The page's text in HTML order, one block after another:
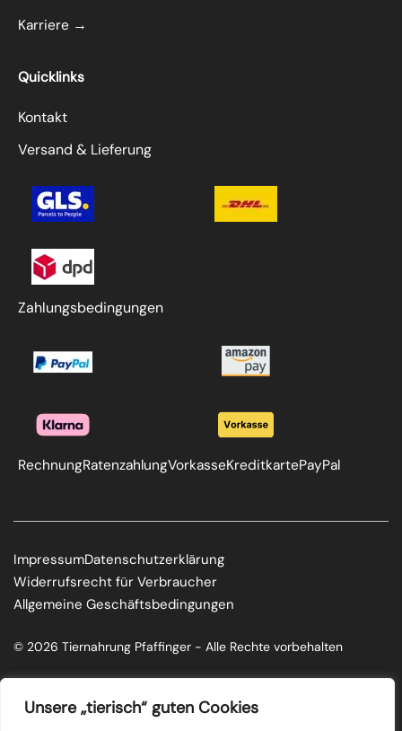
Unsere „tierisch“ guten Cookies
Karriere →
Quicklinks
Kontakt
Versand & Lieferung
Zahlungsbedingungen
RechnungRatenzahlungVorkasseKreditkartePayPal
ImpressumDatenschutzerklärung
Widerrufsrecht für Verbraucher
Allgemeine Geschäftsbedingungen
© 2026 Tiernahrung Pfaffinger - Alle Rechte vorbehalten
a
c
e
n
t